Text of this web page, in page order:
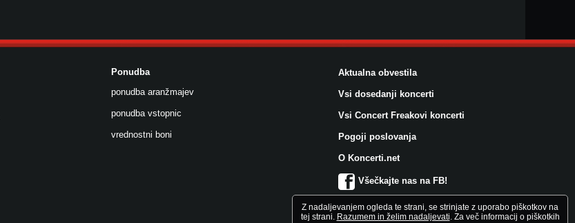
Ponudba
ponudba aranžmajev
ponudba vstopnic
vrednostni boni
Aktualna obvestila
Vsi dosedanji koncerti
Vsi Concert Freakovi koncerti
Pogoji poslovanja
O Koncerti.net
Všečkajte nas na FB!
Z nadaljevanjem ogleda te strani, se strinjate z uporabo piškotkov na
tej strani. Razumem in želim nadaljevati. Za več informacij o piškotkih